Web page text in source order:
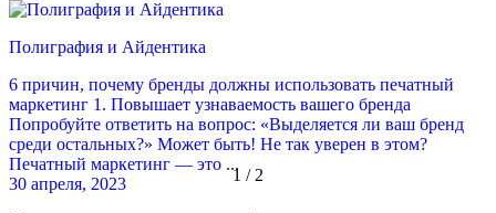
1 / 2
Полиграфия и Айдентика
6 причин, почему бренды должны использовать печатный
маркетинг 1. Повышает узнаваемость вашего бренда
Попробуйте ответить на вопрос: «Выделяется ли ваш бренд
среди остальных?» Может быть! Не так уверен в этом?
Печатный маркетинг — это ...
30 апреля, 2023